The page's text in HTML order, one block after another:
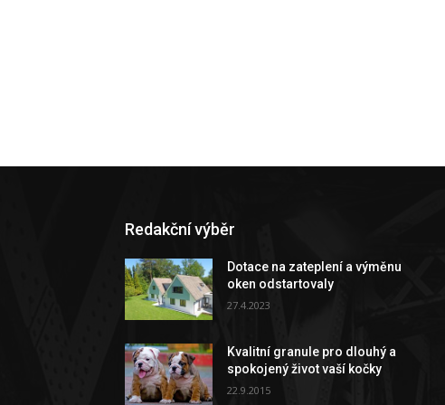
Redakční výběr
Dotace na zateplení a výměnu
oken odstartovaly
27.4.2023
Kvalitní granule pro dlouhý a
spokojený život vaší kočky
22.9.2015